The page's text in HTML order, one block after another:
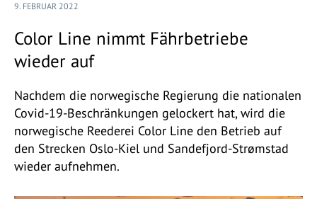
9. FEBRUAR 2022
Color Line nimmt Fährbetriebe
wieder auf
Nachdem die norwegische Regierung die nationalen
Covid-19-Beschränkungen gelockert hat, wird die
norwegische Reederei Color Line den Betrieb auf
den Strecken Oslo-Kiel und Sandefjord-Strømstad
wieder aufnehmen.